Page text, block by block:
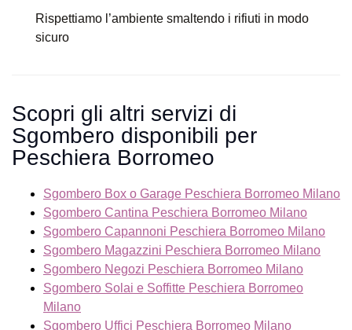
Rispettiamo l’ambiente smaltendo i rifiuti in modo
sicuro
Scopri gli altri servizi di
Sgombero disponibili per
Peschiera Borromeo
Sgombero Box o Garage Peschiera Borromeo Milano
Sgombero Cantina Peschiera Borromeo Milano
Sgombero Capannoni Peschiera Borromeo Milano
Sgombero Magazzini Peschiera Borromeo Milano
Sgombero Negozi Peschiera Borromeo Milano
Sgombero Solai e Soffitte Peschiera Borromeo
Milano
Sgombero Uffici Peschiera Borromeo Milano